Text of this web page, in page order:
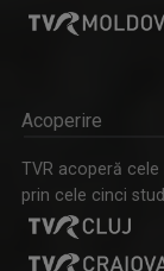
Acoperire
TVR acoperă
prin cele cinci